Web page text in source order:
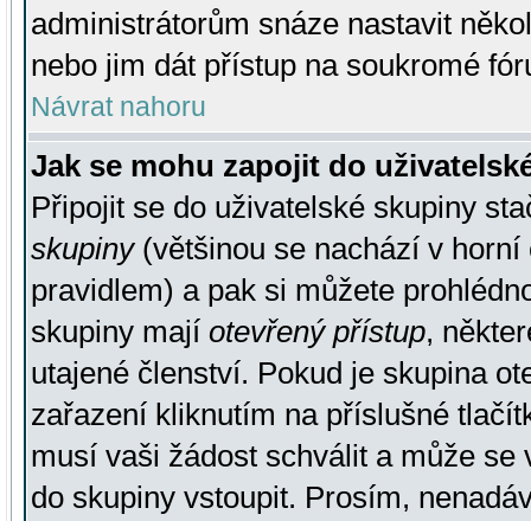
administrátorům snáze nastavit
nebo jim dát přístup na soukromé
Návrat nahoru
Jak se mohu zapojit do
Připojit se do uživatelské skupiny
skupiny(většinou se nachází v horní
pravidlem) a pak si můžete
skupiny mají otevřený přístup,
utajené členství. Pokud je skupina
zařazení kliknutím na příslušné
musí vaši žádost schválit a může se
do skupiny vstoupit. Prosím,